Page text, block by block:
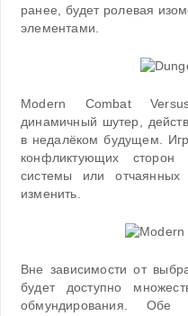
ранее, будет ролевая
элементами.
Modern Combat
динамичный шутер,
в недалёком будущем.
конфликтующих
системы или отчаянных
изменить.
Вне зависимости от
будет доступно
обмундирования. Обе